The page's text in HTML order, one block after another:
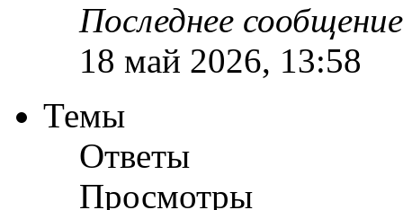
Последнее
18 май 2026, 13:58
Темы
Ответы
Просмотры